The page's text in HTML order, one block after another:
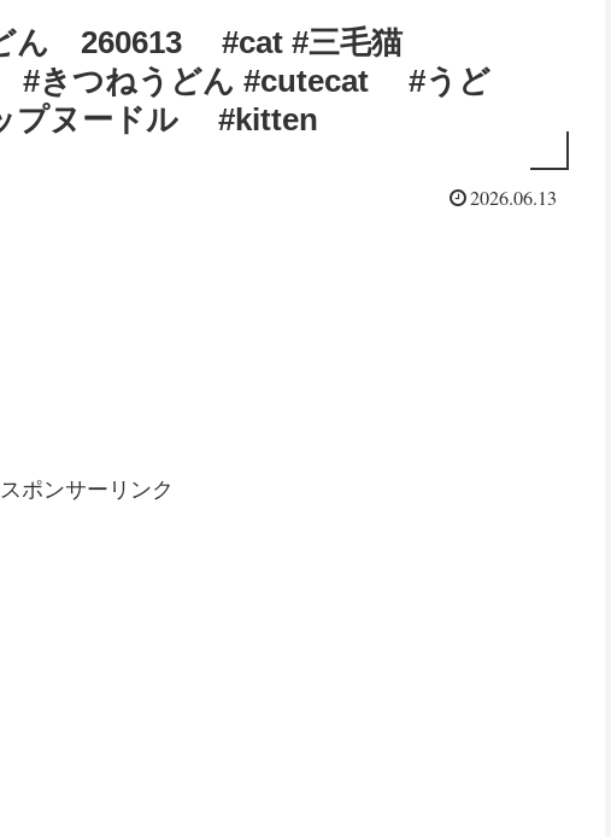
ん 260613 #cat #三毛猫
きつねうどん #cutecat #うど
プヌードル #kitten
2026.06.13
スポンサーリンク